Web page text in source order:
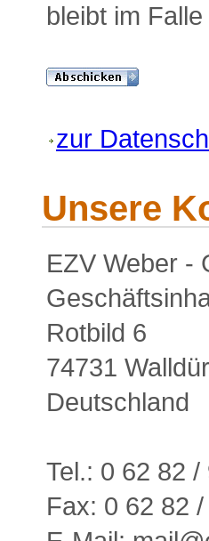
bleibt im
zur
Unsere
EZV Weber -
Rotbild 6
74731
Deutschland
Tel.: 0 62 82
Fax: 0 62 82